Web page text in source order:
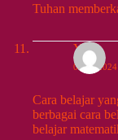
Tuhan
Yuli
09/13/
Cara belajar
berbagai cara
belajar